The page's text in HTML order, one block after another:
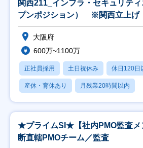
関西211_インフラ・セキュリテ
プンポジション） ※関西立上げ
以上
大阪府
600万~1100万
正社員採用 土日祝休み 休日120日
産休・育休あり 月残業20時間以内
★プライムSI★【社内PMO監査メ
断直轄PMOチーム／監査